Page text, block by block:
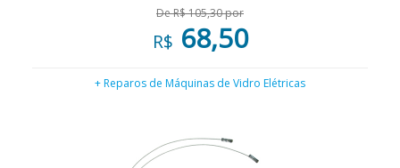
De R$ 105,30 por
R$ 68,50
+ Reparos de Máquinas de Vidro Elétricas